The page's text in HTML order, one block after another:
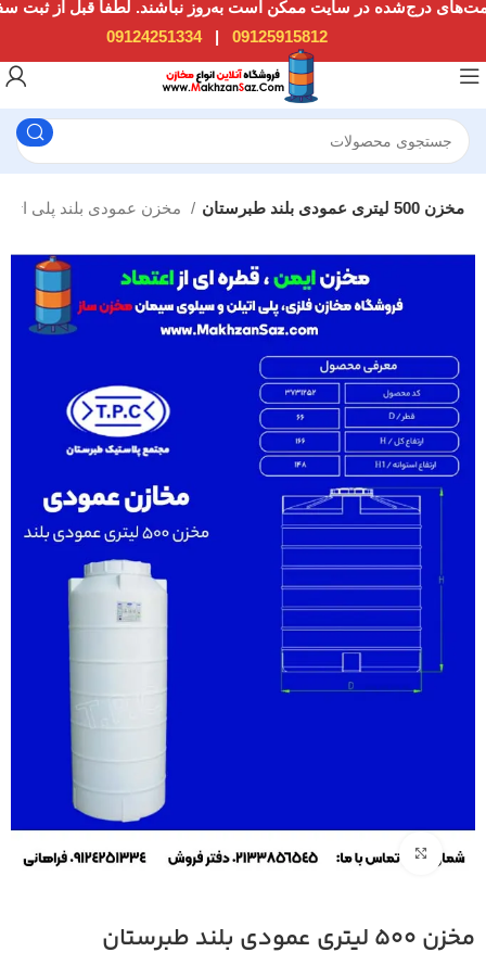
09125915812
|
09124251334
مخزن 500 لیتری عمودی بلند طبرستان
بزرگنمایی تصویر
مخزن 500 لیتری عمودی بلند طبرستان